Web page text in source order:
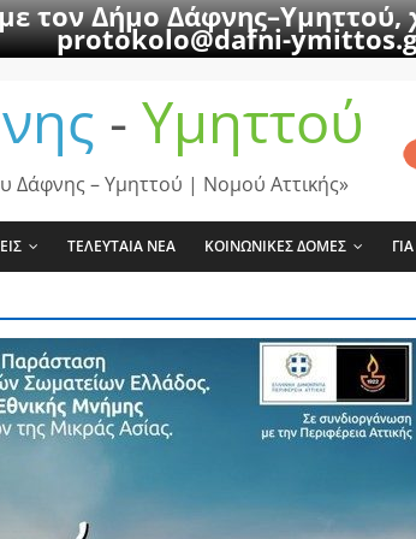
τον Δήμο
protokolo@dafni-
- Υμηττού
Δάφνης – Υμηττού | Νομού Αττικής»
ΤΕΛΕΥΤΑΙΑ ΝΕΑ ΚΟΙΝΩΝΙΚΕΣ ΔΟΜΕΣ